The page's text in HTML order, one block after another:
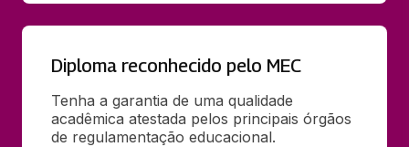
Diploma reconhecido pelo MEC
Tenha a garantia de uma qualidade
acadêmica atestada pelos principais órgãos
de regulamentação educacional.